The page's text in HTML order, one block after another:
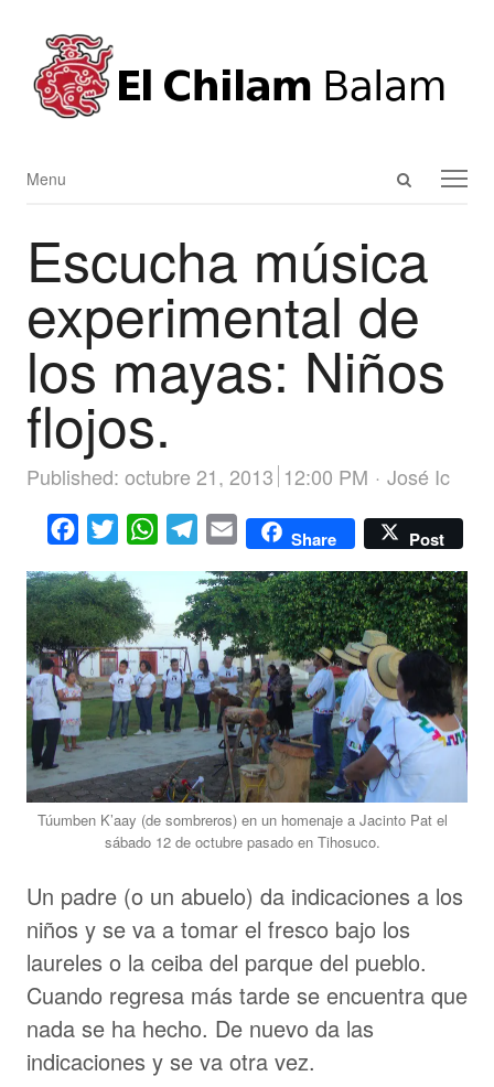
Open
Menu
Menu
Escucha música
experimental de
los mayas: Niños
flojos.
Published: octubre 21, 2013 12:00 PM Author
José Ic
Facebook
Twitter WhatsAppTelegram
Email Share Post
Túumben K’aay (de sombreros) en un homenaje a Jacinto Pat el
sábado 12 de octubre pasado en Tihosuco.
Un padre (o un abuelo) da indicaciones a los
niños y se va a tomar el fresco bajo los
laureles o la ceiba del parque del pueblo.
Cuando regresa más tarde se encuentra que
nada se ha hecho. De nuevo da las
indicaciones y se va otra vez.